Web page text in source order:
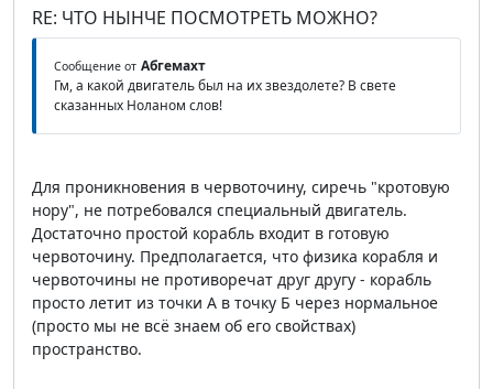
RE: ЧТО НЫНЧЕ ПОСМОТРЕТЬ МОЖНО?
Сообщение от Абгемахт
Гм, а какой двигатель был на их звездолете? В свете
сказанных Ноланом слов!
Для проникновения в червоточину, сиречь "кротовую
нору", не потребовался специальный двигатель.
Достаточно простой корабль входит в готовую
червоточину. Предполагается, что физика корабля и
червоточины не противоречат друг другу - корабль
просто летит из точки А в точку Б через нормальное
(просто мы не всё знаем об его свойствах)
пространство.